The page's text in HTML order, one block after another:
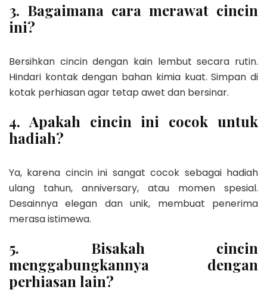
3. Bagaimana cara merawat cincin
ini?
Bersihkan cincin dengan kain lembut secara rutin.
Hindari kontak dengan bahan kimia kuat. Simpan di
kotak perhiasan agar tetap awet dan bersinar.
4. Apakah cincin ini cocok untuk
hadiah?
Ya, karena cincin ini sangat cocok sebagai hadiah
ulang tahun, anniversary, atau momen spesial.
Desainnya elegan dan unik, membuat penerima
merasa istimewa.
5. Bisakah cincin
menggabungkannya dengan
perhiasan lain?